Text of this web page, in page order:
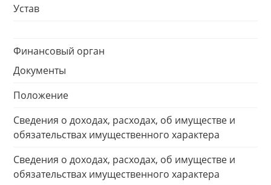
Устав
Финансовый орган
Документы
Положение
Сведения о доходах, расходах, об имуществе и
обязательствах имущественного характера
Сведения о доходах, расходах, об имуществе и
обязательствах имущественного характера